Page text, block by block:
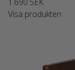
Visa produkten